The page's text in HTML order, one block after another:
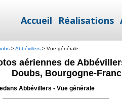
Accueil Réalisations